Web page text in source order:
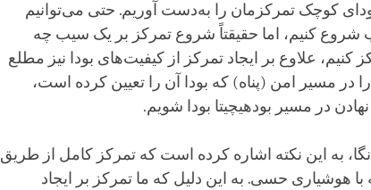
کوچک تمرکزمان را به‌دست آوریم. حتی می‌توانیم
کنیم، اما حقیقتاً شروع تمرکز بر یک سیب چه
کنیم، علاوع بر ایجاد تمرکز از کیفیت‌های بودا نیز مطلع
مسیر امن (پناه) که بودا آن را تعیین کرده است،
در مسیر بودهیچیتا بودا شویم.
به این نکته اشاره کرده است که تمرکز کامل از طریق
حسی. به این دلیل که ما تمرکز بر ایجاد